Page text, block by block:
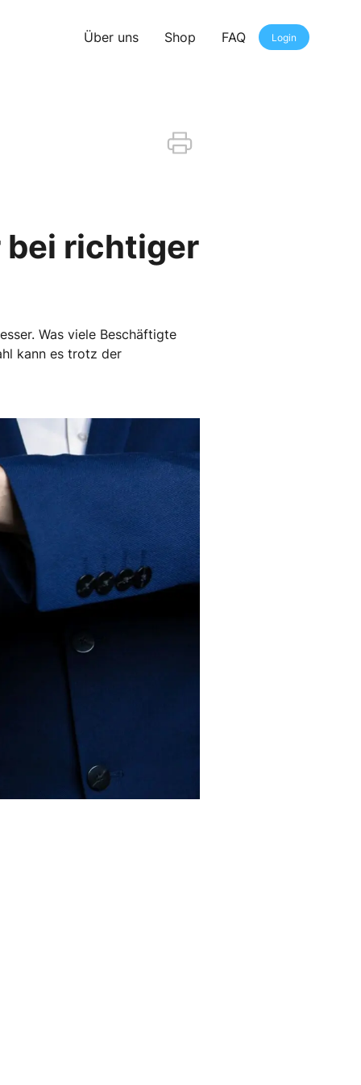
Über uns Shop FAQ Login
bei richtiger
Was viele Beschäftigte
kann es trotz der